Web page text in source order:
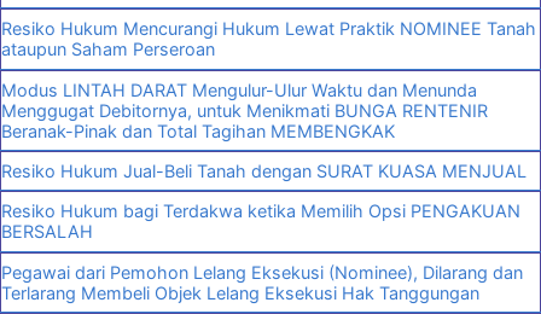
Resiko Hukum Mencurangi Hukum Lewat Praktik NOMINEE Tanah
ataupun Saham Perseroan
Modus LINTAH DARAT Mengulur-Ulur Waktu dan Menunda
Menggugat Debitornya, untuk Menikmati BUNGA RENTENIR
Beranak-Pinak dan Total Tagihan MEMBENGKAK
Resiko Hukum Jual-Beli Tanah dengan SURAT KUASA MENJUAL
Resiko Hukum bagi Terdakwa ketika Memilih Opsi PENGAKUAN
BERSALAH
Pegawai dari Pemohon Lelang Eksekusi (Nominee), Dilarang dan
Terlarang Membeli Objek Lelang Eksekusi Hak Tanggungan